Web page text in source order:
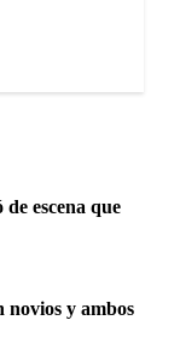
escena que
novios y ambos